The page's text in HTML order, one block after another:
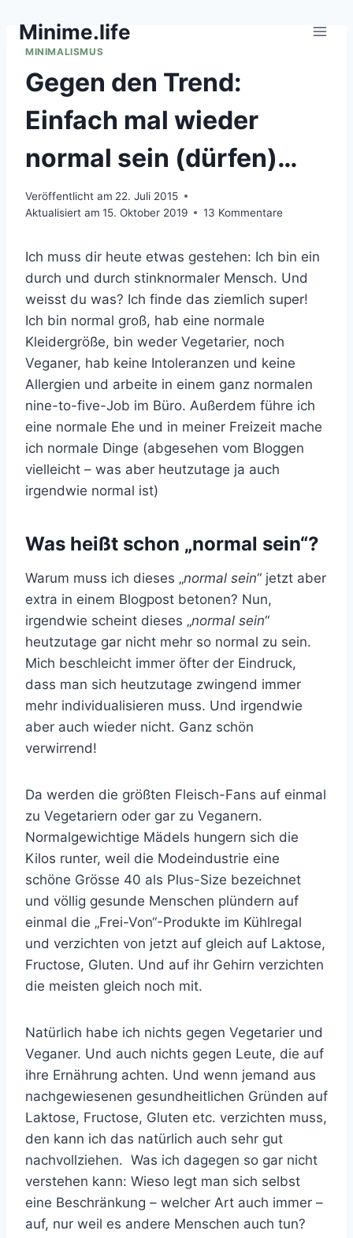
Inhalt
springen
Minime.life
MINIMALISMUS
Gegen den Trend:
Einfach mal wieder
normal sein (dürfen)…
Veröffentlicht am 22. Juli 2015
Aktualisiert am 15. Oktober 2019 13 Kommentare
Ich muss dir heute etwas gestehen: Ich bin ein
durch und durch stinknormaler Mensch. Und
weisst du was? Ich finde das ziemlich super!
Ich bin normal groß, hab eine normale
Kleidergröße, bin weder Vegetarier, noch
Veganer, hab keine Intoleranzen und keine
Allergien und arbeite in einem ganz normalen
nine-to-five-Job im Büro. Außerdem führe ich
eine normale Ehe und in meiner Freizeit mache
ich normale Dinge (abgesehen vom Bloggen
vielleicht – was aber heutzutage ja auch
irgendwie normal ist)
Was heißt schon „normal sein“?
Warum muss ich dieses „normal sein“ jetzt aber
extra in einem Blogpost betonen? Nun,
irgendwie scheint dieses „normal sein“
heutzutage gar nicht mehr so normal zu sein.
Mich beschleicht immer öfter der Eindruck,
dass man sich heutzutage zwingend immer
mehr individualisieren muss. Und irgendwie
aber auch wieder nicht. Ganz schön
verwirrend!
Da werden die größten Fleisch-Fans auf einmal
zu Vegetariern oder gar zu Veganern.
Normalgewichtige Mädels hungern sich die
Kilos runter, weil die Modeindustrie eine
schöne Grösse 40 als Plus-Size bezeichnet
und völlig gesunde Menschen plündern auf
einmal die „Frei-Von“-Produkte im Kühlregal
und verzichten von jetzt auf gleich auf Laktose,
Fructose, Gluten. Und auf ihr Gehirn verzichten
die meisten gleich noch mit.
Natürlich habe ich nichts gegen Vegetarier und
Veganer. Und auch nichts gegen Leute, die auf
ihre Ernährung achten. Und wenn jemand aus
nachgewiesenen gesundheitlichen Gründen auf
Laktose, Fructose, Gluten etc. verzichten muss,
den kann ich das natürlich auch sehr gut
nachvollziehen. Was ich dagegen so gar nicht
verstehen kann: Wieso legt man sich selbst
eine Beschränkung – welcher Art auch immer –
auf, nur weil es andere Menschen auch tun?